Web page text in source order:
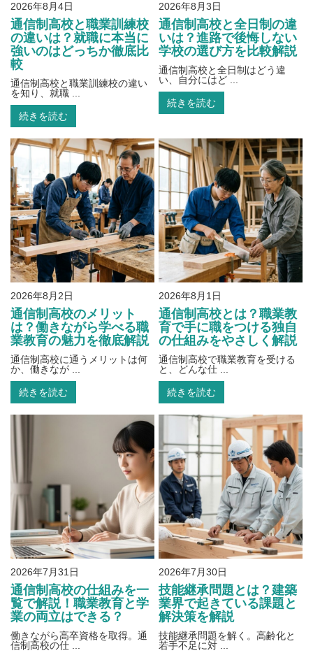
2026年8月4日
通信制高校と職業訓練校
の違いは？就職に本当に
強いのはどっちか徹底比
較
通信制高校と職業訓練校の違い
を知り、就職 ...
続きを読む
2026年8月3日
通信制高校と全日制の違
いは？進路で後悔しない
学校の選び方を比較解説
通信制高校と全日制はどう違
い、自分にはど ...
続きを読む
2026年8月2日
通信制高校のメリット
は？働きながら学べる職
業教育の魅力を徹底解説
通信制高校に通うメリットは何
か、働きなが ...
続きを読む
2026年8月1日
通信制高校とは？職業教
育で手に職をつける独自
の仕組みをやさしく解説
通信制高校で職業教育を受ける
と、どんな仕 ...
続きを読む
2026年7月31日
通信制高校の仕組みを一
覧で解説！職業教育と学
業の両立はできる？
働きながら高卒資格を取得。通
信制高校の仕 ...
2026年7月30日
技能継承問題とは？建築
業界で起きている課題と
解決策を解説
技能継承問題を解く。高齢化と
若手不足に対 ...